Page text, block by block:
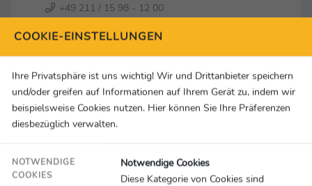
+49 211 / 15 98 - 12 00
info@d-live.de
Social Media & Links
COOKIE-EINSTELLUNGEN
Ihre Privatsphäre ist uns wichtig! Wir und Drittanbieter speichern
und/oder greifen auf Informationen auf Ihrem Gerät zu, indem wir
beispielsweise Cookies nutzen. Hier können Sie Ihre Präferenzen
diesbezüglich verwalten.
NOTWENDIGE
COOKIES
Notwendige Cookies
Diese Kategorie von Cookies sind